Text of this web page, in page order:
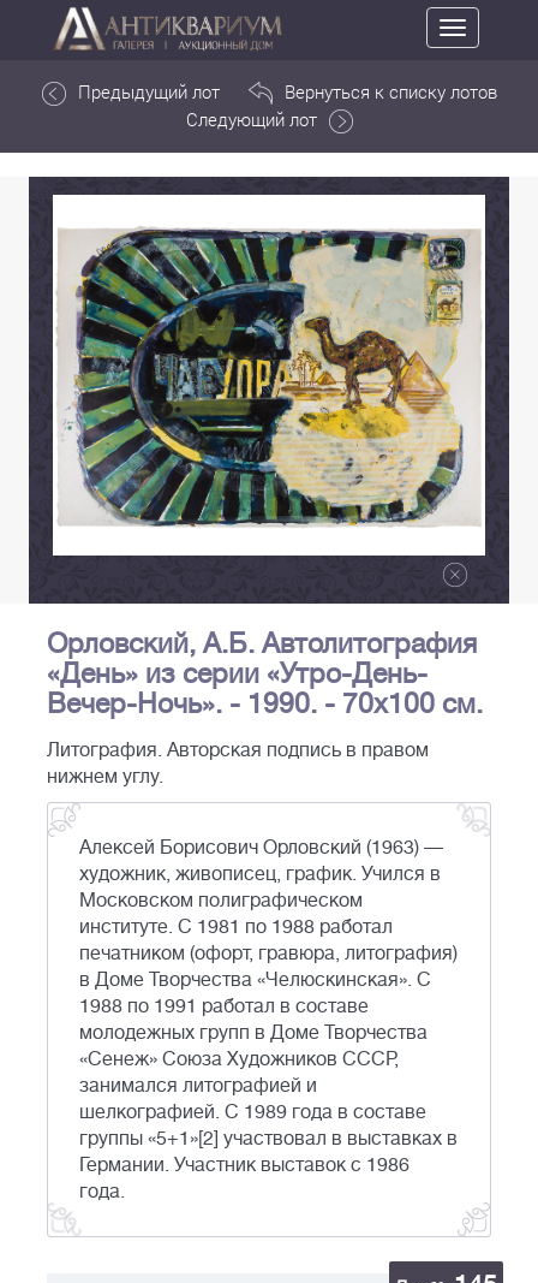
Toggle
navigation
Предыдущий лот
Вернуться к списку лотов
Следующий лот
Орловский, А.Б. Автолитография
«День» из серии «Утро-День-
Вечер-Ночь». - 1990. - 70х100 см.
Литография. Авторская подпись в правом
нижнем углу.
Алексей Борисович Орловский (1963) —
художник, живописец, график. Учился в
Московском полиграфическом
институте. С 1981 по 1988 работал
печатником (офорт, гравюра, литография)
в Доме Творчества «Челюскинская». С
1988 по 1991 работал в составе
молодежных групп в Доме Творчества
«Сенеж» Союза Художников СССР,
занимался литографией и
шелкографией. С 1989 года в составе
группы «5+1»[2] участвовал в выставках в
Германии. Участник выставок с 1986
года.